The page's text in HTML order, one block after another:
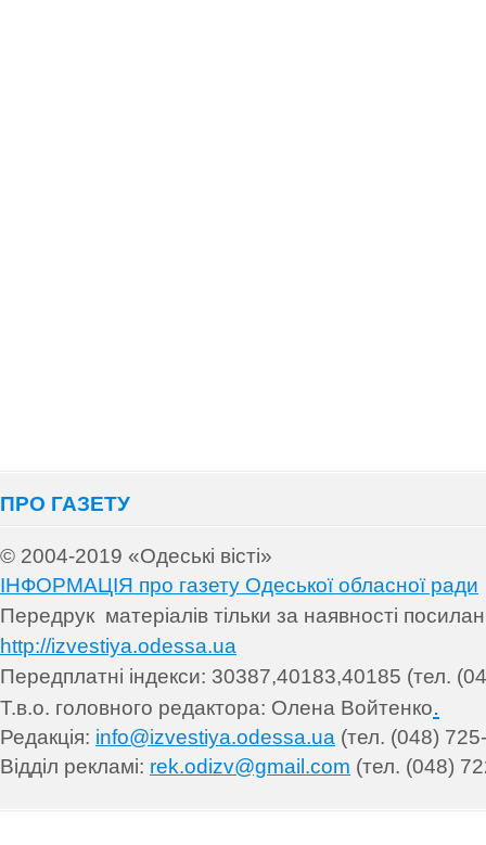
ПРО ГАЗЕТУ
© 2004-2019 «Одеські вісті»
ІНФОРМАЦІЯ про газету Одеської обласної ради
Передрук матеріалів тільки за наявності
http://izvestiya.odessa.ua
Передплатні індекси: 30387,40183,40185 (тел.
Т.в.о. головного редактора: Олена Войтенко.
Редакція: info@izvestiya.odessa.ua (тел. (048)
Відділ рекламі: rek.odizv@gmail.com (тел. (048)